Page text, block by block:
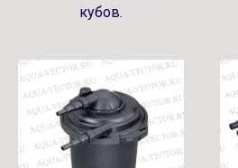
кубов.